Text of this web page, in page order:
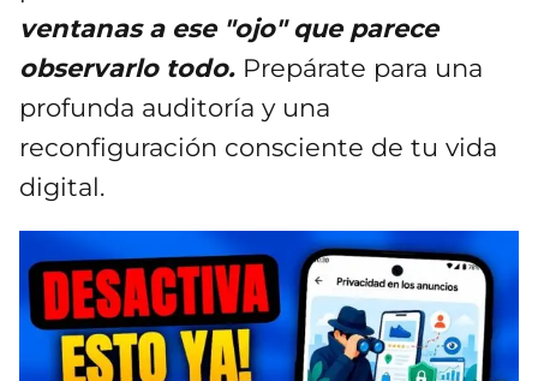
ventanas a ese "ojo" que parece
observarlo todo. Prepárate para una
profunda auditoría y una
reconfiguración consciente de tu vida
digital.